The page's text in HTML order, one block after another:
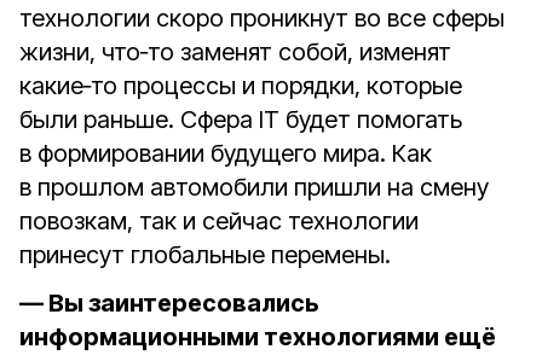
технологии скоро проникнут во все сферы
жизни, что‑то заменят собой, изменят
какие‑то процессы и порядки, которые
были раньше. Сфера IT будет помогать
в формировании будущего мира. Как
в прошлом автомобили пришли на смену
повозкам, так и сейчас технологии
принесут глобальные перемены.
— Вы заинтересовались
информационными технологиями ещё